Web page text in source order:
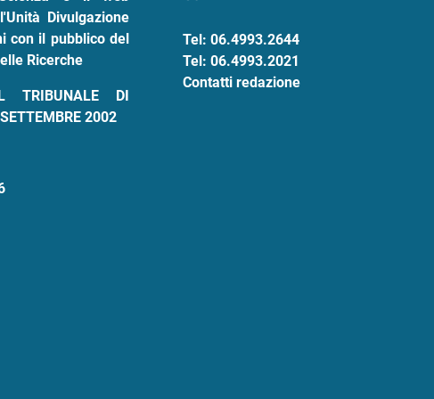
Divulgazione
con il pubblico del
Ricerche
TRIBUNALE DI
2002
Tel: 06.4993.2644
Tel: 06.4993.2021
Contatti redazione